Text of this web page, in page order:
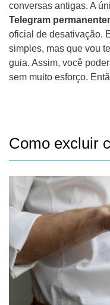
COMO CANCELAR A
TELEGRAM
conversas antigas. A
Telegram
oficial de desativação.
simples, mas que vou
guia. Assim, você
sem muito esforço.
Como excluir